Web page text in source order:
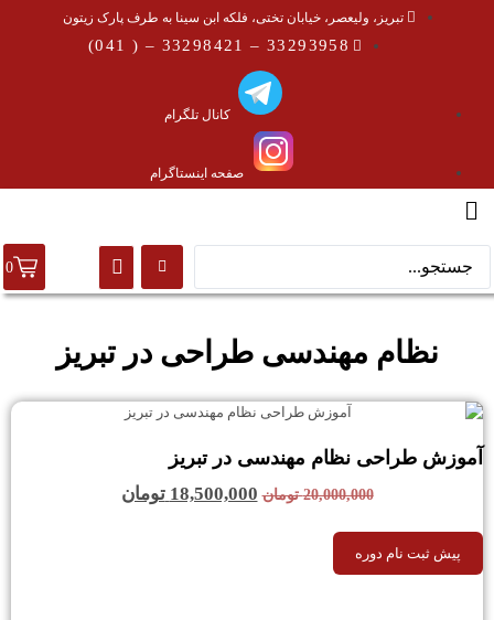
تبریز، ولیعصر، خیابان تختی، فلکه ابن سینا به طرف پارک زیتون
33293958 – 33298421 – ( 041)
کانال تلگرام
صفحه اینستاگرام
0
نظام مهندسی طراحی در تبریز
آموزش طراحی نظام مهندسی در تبریز
20,000,000 تومان 18,500,000 تومان
پیش ثبت نام دوره